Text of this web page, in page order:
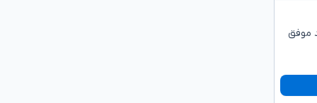
موفق